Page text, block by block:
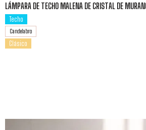
LÁMPARA DE TECHO MALENA DE CRISTAL DE
Techo
Candelabro
Clásico